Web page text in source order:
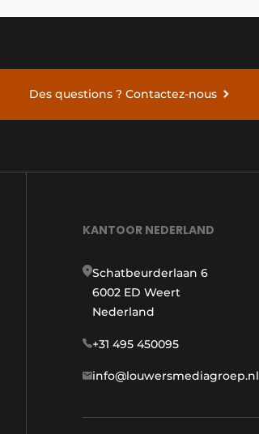
Des questions ? Contactez-nous
KANTOOR NEDERLAND
Schatbeurderlaan 6
6002 ED Weert
Nederland
+31 495 450095
info@louwersmediagroep.nl